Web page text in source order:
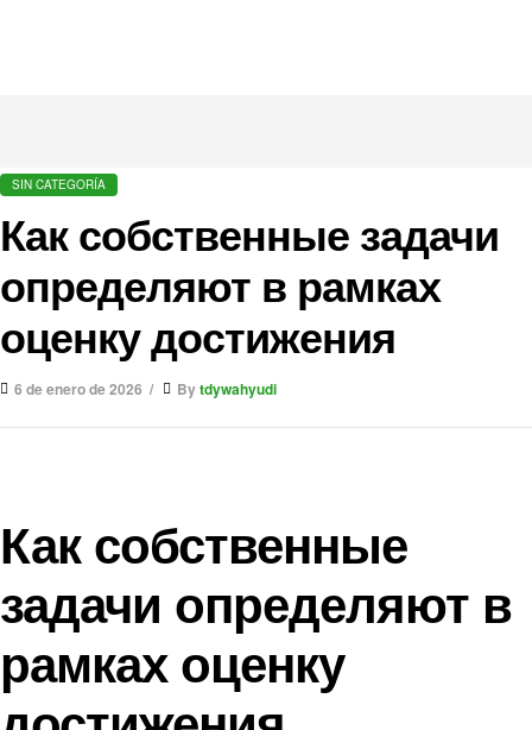
SIN CATEGORÍA
Как собственные задачи
определяют в рамках
оценку достижения
6 de enero de 2026 Bytdywahyudi
Как собственные
задачи определяют в
рамках оценку